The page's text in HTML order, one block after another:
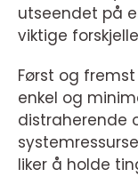
utseendet på
viktige
Først og
enkel og
distraherende
liker å holde